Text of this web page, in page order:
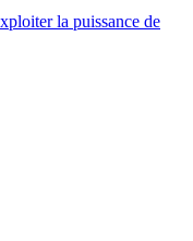
la puissance de